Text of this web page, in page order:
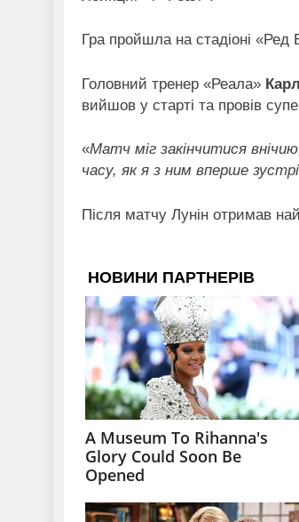
Гра пройшла на стадіоні
Головний тренер «Реала»
вийшов у старті та провів
«Матч міг закінчитися
часу, як я з ним вперше
Після матчу Лунін отримав